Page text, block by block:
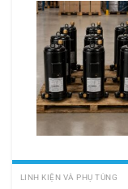
LINH KIỆN VÀ PHỤ TÙNG